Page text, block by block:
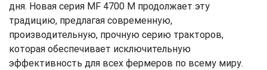
дня. Новая серия MF 4700 M продолжает эту
традицию, предлагая современную,
производительную, прочную серию тракторов,
которая обеспечивает исключительную
эффективность для всех фермеров по всему миру.